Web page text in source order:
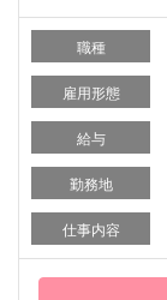
職種
雇用形態
給与
勤務地
仕事内容